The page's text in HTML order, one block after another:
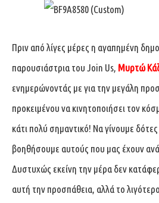
Πριν από λίγες μέρες η αγαπημένη
παρουσιάστρια του Join Us, Μυρτώ
ενημερώνοντάς με για την μεγάλη
προκειμένου να κινητοποιήσει τον
κάτι πολύ σημαντικό! Να γίνουμε
βοηθήσουμε αυτούς που μας έχουν
Δυστυχώς εκείνη την μέρα δεν
αυτή την προσπάθεια, αλλά το